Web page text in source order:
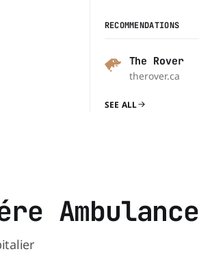
RECOMMENDATIONS
The Rover
therover.ca
SEE ALL
Ambulance